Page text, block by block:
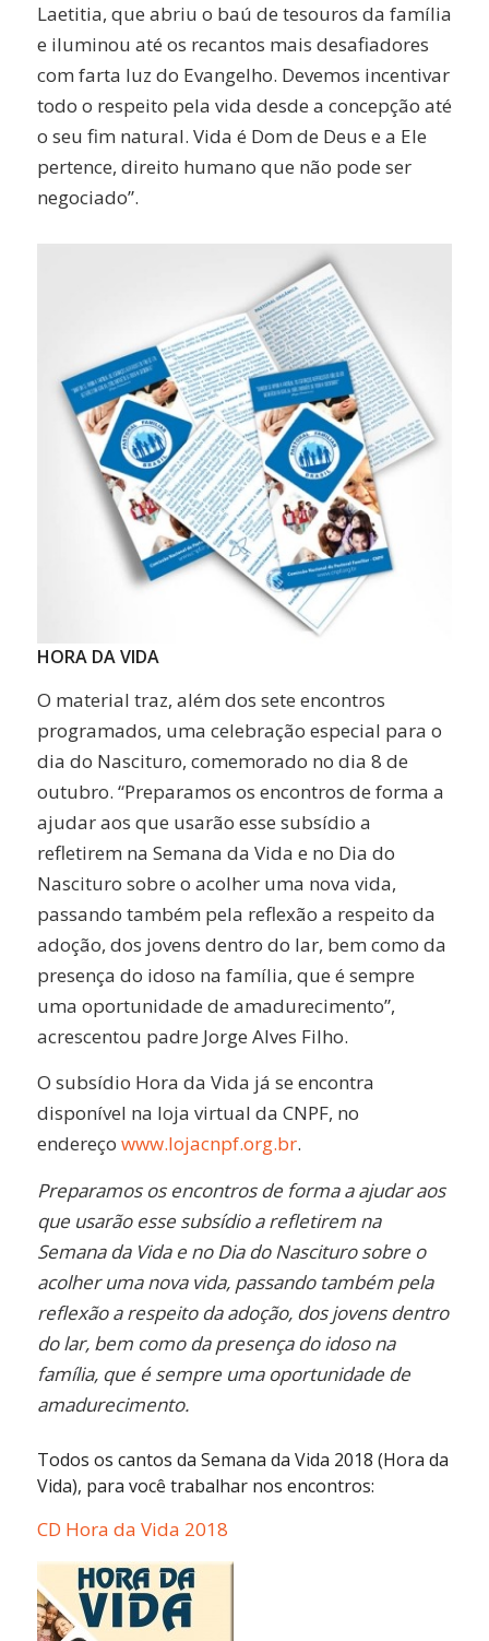
Laetitia, que abriu o baú de tesouros da família
e iluminou até os recantos mais desafiadores
com farta luz do Evangelho. Devemos incentivar
todo o respeito pela vida desde a concepção até
o seu fim natural. Vida é Dom de Deus e a Ele
pertence, direito humano que não pode ser
negociado”.
HORA DA VIDA
O material traz, além dos sete encontros
programados, uma celebração especial para o
dia do Nascituro, comemorado no dia 8 de
outubro. “Preparamos os encontros de forma a
ajudar aos que usarão esse subsídio a
refletirem na Semana da Vida e no Dia do
Nascituro sobre o acolher uma nova vida,
passando também pela reflexão a respeito da
adoção, dos jovens dentro do lar, bem como da
presença do idoso na família, que é sempre
uma oportunidade de amadurecimento”,
acrescentou padre Jorge Alves Filho.
O subsídio Hora da Vida já se encontra
disponível na loja virtual da CNPF, no
endereço www.lojacnpf.org.br.
Preparamos os encontros de forma a ajudar aos
que usarão esse subsídio a refletirem na
Semana da Vida e no Dia do Nascituro sobre o
acolher uma nova vida, passando também pela
reflexão a respeito da adoção, dos jovens dentro
do lar, bem como da presença do idoso na
família, que é sempre uma oportunidade de
amadurecimento.
Todos os cantos da Semana da Vida 2018 (Hora da
Vida), para você trabalhar nos encontros:
CD Hora da Vida 2018